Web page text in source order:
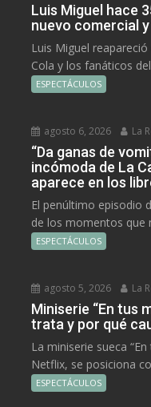
Luis Miguel hace
nuevo comercial
Luis Miguel
Cola y los fanáticos
ESPECTÁCULOS
agosto 6, 2026 La
“Da ganas de
incómoda de La
aparece en los
El penúltimo episodio
de los momentos que
ESPECTÁCULOS
agosto 5, 2026 La
Miniserie “En tus
trata y por qué
La miniserie sueca
Netflix, se posiciona
ESPECTÁCULOS